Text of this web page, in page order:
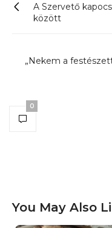
A Szervető
között
„Nekem a
0
You May Also